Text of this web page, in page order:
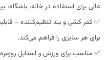
عالی برای استفاده در خانه،
✅ کمر کشی و بند تنظیم‌کننده –
برای هر سایزی را فراهم می‌کند.
✅ مناسب برای ورزش و استایل